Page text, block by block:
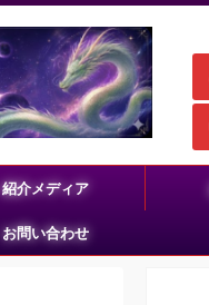
紹介メディア
お問い合わせ